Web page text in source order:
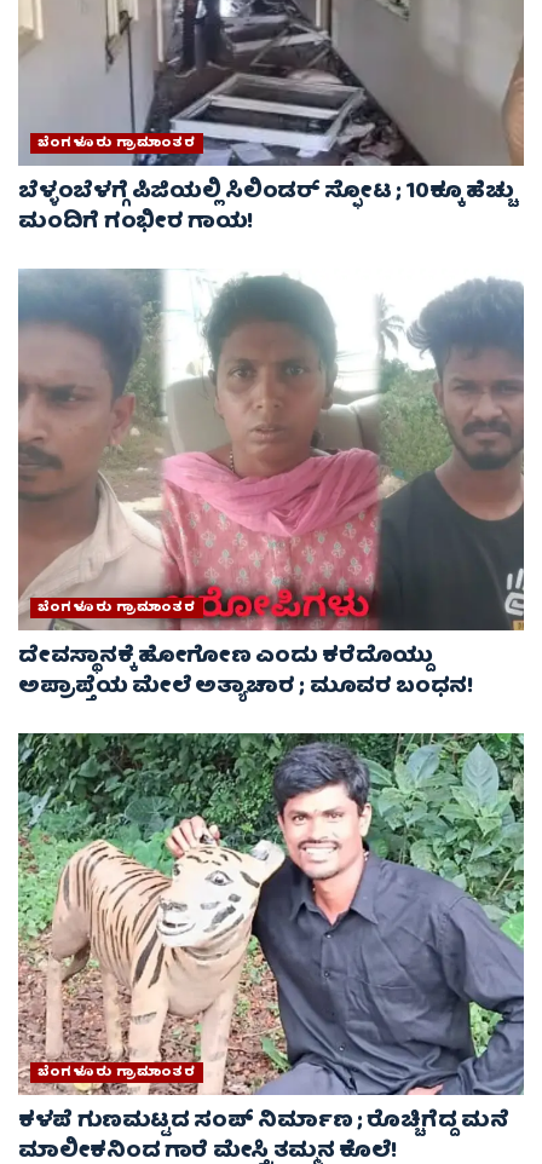
ಬೆಂಗಳೂರು ಗ್ರಾಮಾಂತರ
ಬೆಳ್ಳಂಬೆಳಗ್ಗೆ ಪಿಜಿಯಲ್ಲಿ ಸಿಲಿಂಡರ್ ಸ್ಫೋಟ ; 10ಕ್ಕೂ ಹೆಚ್ಚು
ಮಂದಿಗೆ ಗಂಭೀರ ಗಾಯ!
ಬೆಂಗಳೂರು ಗ್ರಾಮಾಂತರ
ದೇವಸ್ಥಾನಕ್ಕೆ ಹೋಗೋಣ ಎಂದು ಕರೆದೊಯ್ದು
ಅಪ್ರಾಪ್ತೆಯ ಮೇಲೆ ಅತ್ಯಾಚಾರ ; ಮೂವರ ಬಂಧನ!
ಬೆಂಗಳೂರು ಗ್ರಾಮಾಂತರ
ಕಳಪೆ ಗುಣಮಟ್ಟದ ಸಂಪ್ ನಿರ್ಮಾಣ ; ರೊಚ್ಚಿಗೆದ್ದ ಮನೆ
ಮಾಲೀಕನಿಂದ ಗಾರೆ ಮೇಸ್ತ್ರಿ ತಮ್ಮನ ಕೊಲೆ!